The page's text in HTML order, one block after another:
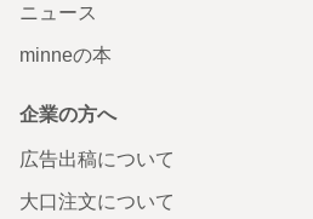
ニュース
minneの本
企業の方へ
広告出稿について
大口注文について